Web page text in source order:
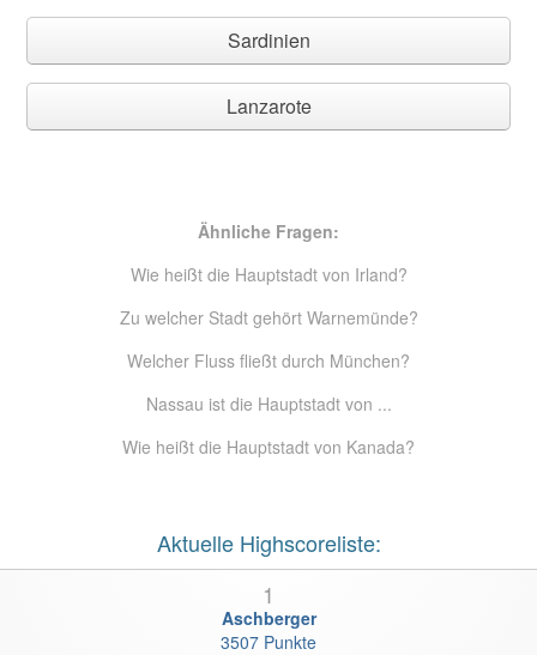
Sardinien
Lanzarote
Ähnliche Fragen:
Wie heißt die Hauptstadt von Irland?
Zu welcher Stadt gehört Warnemünde?
Welcher Fluss fließt durch München?
Nassau ist die Hauptstadt von ...
Wie heißt die Hauptstadt von Kanada?
Aktuelle Highscoreliste:
1
Aschberger
3507 Punkte